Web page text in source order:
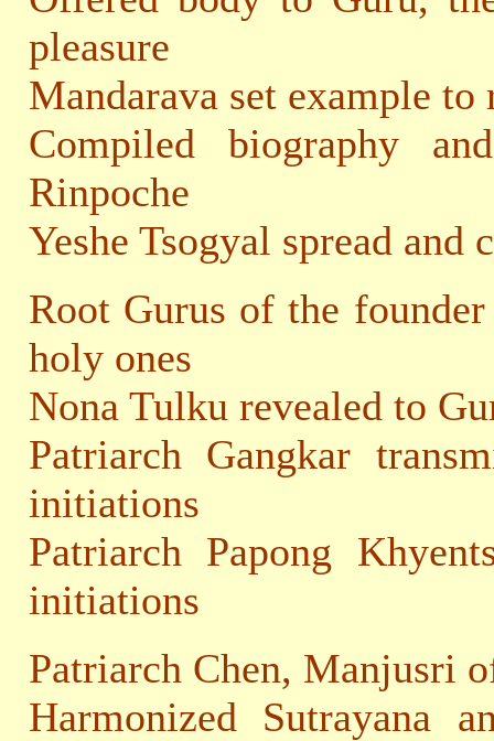
pleasure
Mandarava set example
Compiled biography
Rinpoche
Yeshe Tsogyal spread and
Root Gurus of the
holy ones
Nona Tulku revealed to
Patriarch Gangkar
initiations
Patriarch Papong
initiations
Patriarch Chen, Manjusri
Harmonized Sutrayana